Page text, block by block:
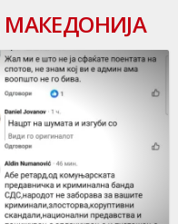
МАКЕДОНИЈА